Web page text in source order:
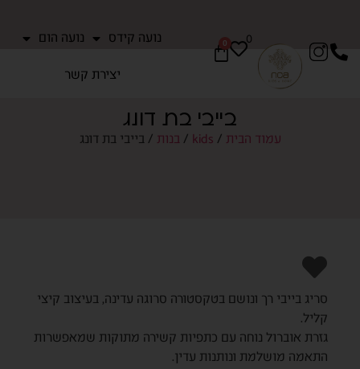
0
0 נועה קידס
נועה הום
יצירת קשר
בייבי בת דונג
עמוד הבית /
kids
/בנות / בייבי בת דונג
סריג בייבי רך ונושם בטקסטורה סרוגה עדינה, בעיצוב קיצי
קליל.
גזרת אוברול נוחה עם כתפיות קשירה מתוקות שמאפשרות
התאמה מושלמת ונותנות עדין.